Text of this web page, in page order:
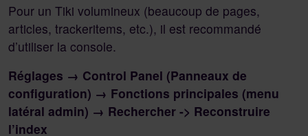
Pour un Tiki volumineux (beaucoup de pages,
articles, trackeritems, etc.), il est recommandé
d’utiliser la console.
Réglages → Control Panel (Panneaux de
configuration) → Fonctions principales (menu
latéral admin) → Rechercher -> Reconstruire
l’index